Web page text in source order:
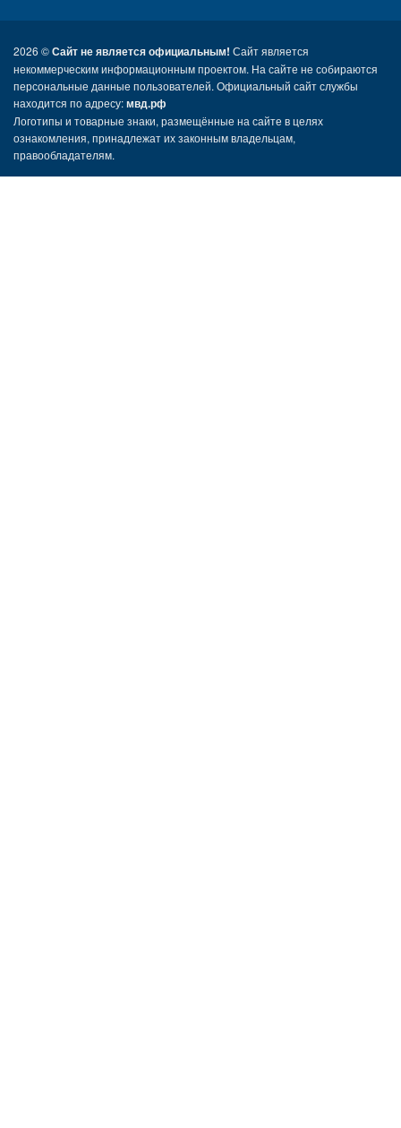
2026 ©Сайт не является официальным! Сайт является
некоммерческим информационным проектом. На сайте не собираются
персональные данные пользователей. Официальный сайт службы
находится по адресу:мвд.рф
Логотипы и товарные знаки, размещённые на сайте в целях
ознакомления, принадлежат их законным владельцам,
правообладателям.